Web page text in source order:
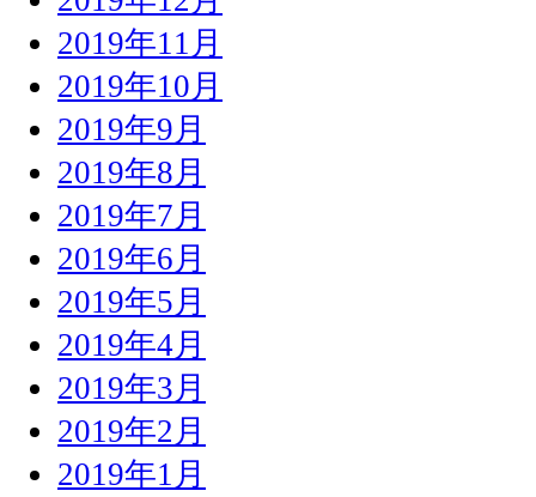
2019年11月
2019年10月
2019年9月
2019年8月
2019年7月
2019年6月
2019年5月
2019年4月
2019年3月
2019年2月
2019年1月